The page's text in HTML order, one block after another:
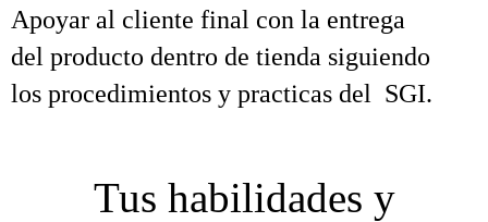
Apoyar al cliente final con la entrega
del producto dentro de tienda siguiendo
los procedimientos y practicas del SGI.
Tus habilidades y